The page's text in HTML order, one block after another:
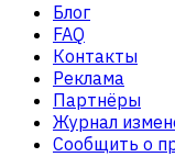
Блог
FAQ
Контакты
Реклама
Партнёры
Журнал
Сообщить о